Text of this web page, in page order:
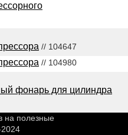
// 104647
// 104980
фонарь для цилиндра
на полезные